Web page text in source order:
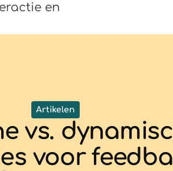
en
Artikelen
vs.
voor